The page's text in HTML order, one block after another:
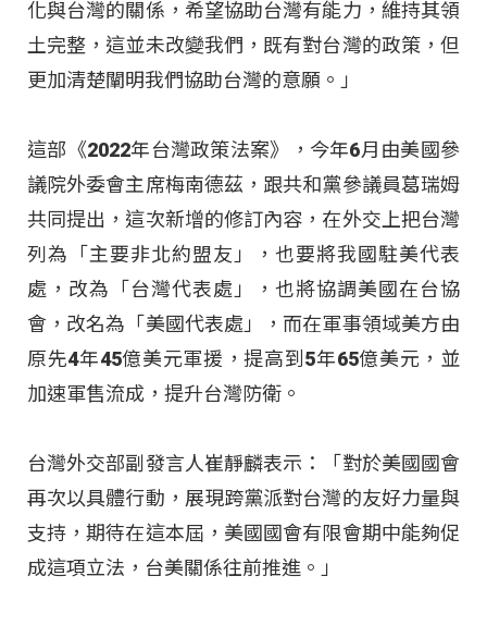
化與台灣的關係，希望協助台灣有能力，維持其領
土完整，這並未改變我們，既有對台灣的政策，但
更加清楚闡明我們協助台灣的意願。」
這部《2022年台灣政策法案》，今年6月由美國參
議院外委會主席梅南德茲，跟共和黨參議員葛瑞姆
共同提出，這次新增的修訂內容，在外交上把台灣
列為「主要非北約盟友」，也要將我國駐美代表
處，改為「台灣代表處」，也將協調美國在台協
會，改名為「美國代表處」，而在軍事領域美方由
原先4年45億美元軍援，提高到5年65億美元，並
加速軍售流成，提升台灣防衛。
台灣外交部副發言人崔靜麟表示：「對於美國國會
再次以具體行動，展現跨黨派對台灣的友好力量與
支持，期待在這本屆，美國國會有限會期中能夠促
成這項立法，台美關係往前推進。」